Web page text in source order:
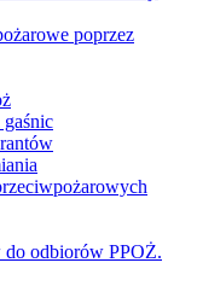
poprzez
odbiorów PPOŻ.